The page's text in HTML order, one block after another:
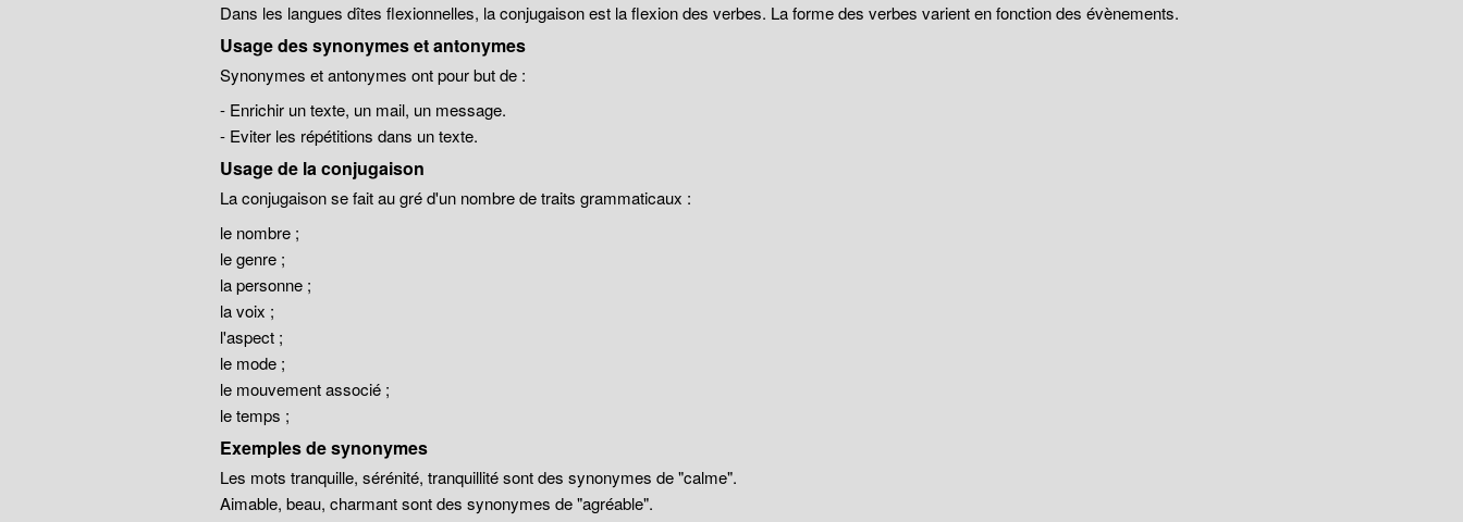
Dans les langues dîtes flexionnelles, la conjugaison est la flexion des verbes. La forme des verbes varient en fonction des évènements.
Usage des synonymes et antonymes
Synonymes et antonymes ont pour but de :
- Enrichir un texte, un mail, un message.
- Eviter les répétitions dans un texte.
Usage de la conjugaison
La conjugaison se fait au gré d'un nombre de traits grammaticaux :
le nombre ;
le genre ;
la personne ;
la voix ;
l'aspect ;
le mode ;
le mouvement associé ;
le temps ;
Exemples de synonymes
Les mots tranquille, sérénité, tranquillité sont des synonymes de "calme".
Aimable, beau, charmant sont des synonymes de "agréable".